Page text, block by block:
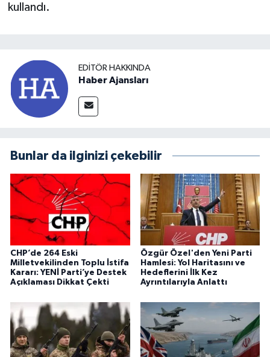
kullandı.
EDITÖR HAKKINDA
Haber Ajansları
Bunlar da ilginizi çekebilir
CHP’de 264 Eski
Milletvekilinden Toplu İstifa
Kararı: YENİ Parti’ye Destek
Açıklaması Dikkat Çekti
Özgür Özel'den Yeni Parti
Hamlesi: Yol Haritasını ve
Hedeflerini İlk Kez
Ayrıntılarıyla Anlattı